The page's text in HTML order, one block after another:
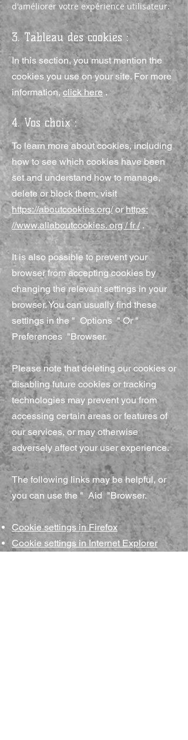
d'améliorer votre expérience utilisateur.
3. Tableau des cookies :
In this section, you must mention the
cookies you use on your site. For more
information,click here .
4. Vos choix :
To learn more about cookies, including
how to see which cookies have been
set and understand how to manage,
delete or block them, visit
https://aboutcookies.org/orhttps:
//www.allaboutcookies. org / fr /.
It is also possible to prevent your
browser from accepting cookies by
changing the relevant settings in your
browser. You can usually find these
settings in the" Options"Or"
Preferences "Browser.
Please note that deleting our cookies or
disabling future cookies or tracking
technologies may prevent you from
accessing certain areas or features of
our services, or may otherwise
adversely affect your user experience.
The following links may be helpful, or
you can use the " Aid"Browser.
Cookie settings in Firefox
Cookie settings in Internet Explorer